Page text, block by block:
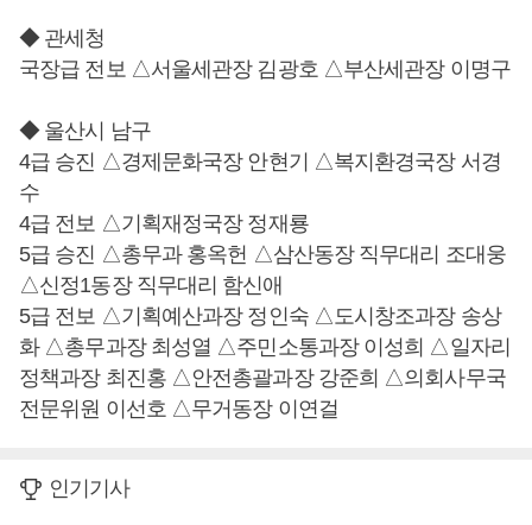
◆ 관세청
국장급 전보 △서울세관장 김광호 △부산세관장 이명구
◆ 울산시 남구
4급 승진 △경제문화국장 안현기 △복지환경국장 서경
수
4급 전보 △기획재정국장 정재룡
5급 승진 △총무과 홍옥헌 △삼산동장 직무대리 조대웅
△신정1동장 직무대리 함신애
5급 전보 △기획예산과장 정인숙 △도시창조과장 송상
화 △총무과장 최성열 △주민소통과장 이성희 △일자리
정책과장 최진홍 △안전총괄과장 강준희 △의회사무국
전문위원 이선호 △무거동장 이연걸
인기기사